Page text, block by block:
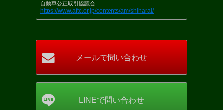
自動車公正取引協議会
https://www.aftc.or.jp/contents/am/shiharai/